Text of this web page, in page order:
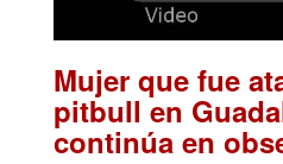
Mujer que fue
pitbull en
continúa en